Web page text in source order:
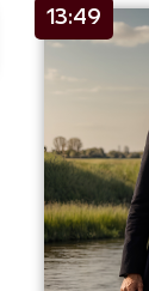
13:49